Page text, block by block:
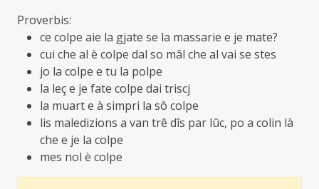
Proverbis:
ce colpe aie la gjate se la massarie e je mate?
cui che al è colpe dal so mâl che al vai se stes
jo la colpe e tu la polpe
la leç e je fate colpe dai triscj
la muart e à simpri la sô colpe
lis maledizions a van trê dîs par lûc, po a colin là
che e je la colpe
mes nol è colpe